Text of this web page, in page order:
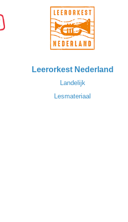
Leerorkest Nederland
Landelijk
Lesmateriaal